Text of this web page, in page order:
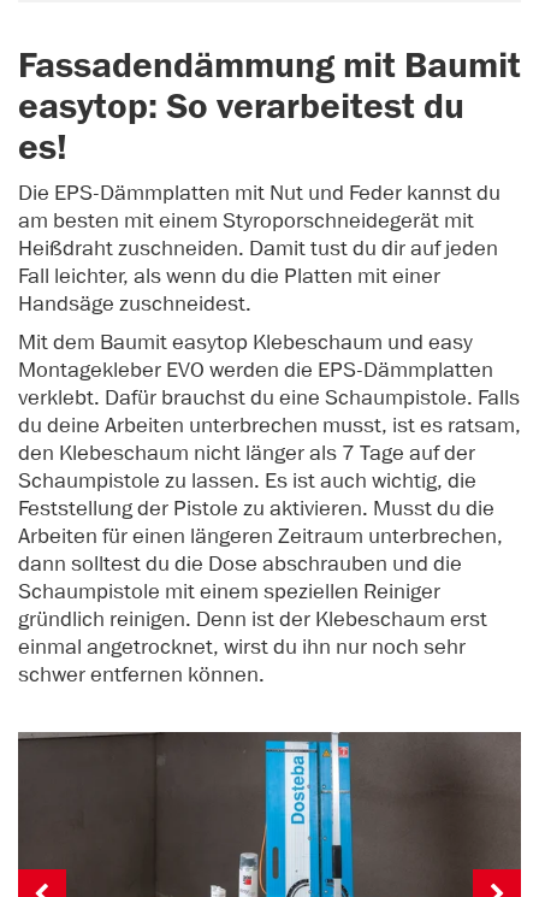
Fassadendämmung mit Baumit
easytop: So verarbeitest du
es!
Die EPS-Dämmplatten mit Nut und Feder kannst du
am besten mit einem Styroporschneidegerät mit
Heißdraht zuschneiden. Damit tust du dir auf jeden
Fall leichter, als wenn du die Platten mit einer
Handsäge zuschneidest.
Mit dem Baumit easytop Klebeschaum und easy
Montagekleber EVO werden die EPS-Dämmplatten
verklebt. Dafür brauchst du eine Schaumpistole. Falls
du deine Arbeiten unterbrechen musst, ist es ratsam,
den Klebeschaum nicht länger als 7 Tage auf der
Schaumpistole zu lassen. Es ist auch wichtig, die
Feststellung der Pistole zu aktivieren. Musst du die
Arbeiten für einen längeren Zeitraum unterbrechen,
dann solltest du die Dose abschrauben und die
Schaumpistole mit einem speziellen Reiniger
gründlich reinigen. Denn ist der Klebeschaum erst
einmal angetrocknet, wirst du ihn nur noch sehr
schwer entfernen können.